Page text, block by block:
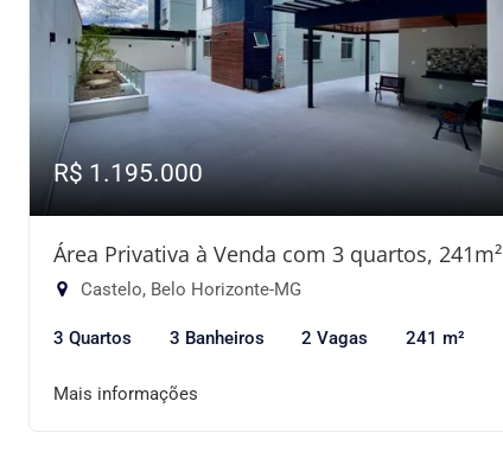
R$ 1.195.000
Área Privativa à Venda com 3 quartos, 241m²
Castelo, Belo Horizonte-MG
3 Quartos 3 Banheiros 2 Vagas 241 m²
Mais informações